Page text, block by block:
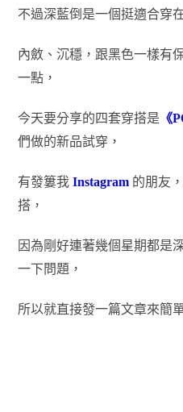
不過深藍倒是一個挺適合穿
內斂、沉穩，跟黑色一樣有
一點，
今天要分享的四套穿搭是 《
們做的新品試穿，
有發簍我 Instagram的朋友
搭，
因為剛好連著幾個星期都是
一下問題，
所以就直接發一篇文章來簡